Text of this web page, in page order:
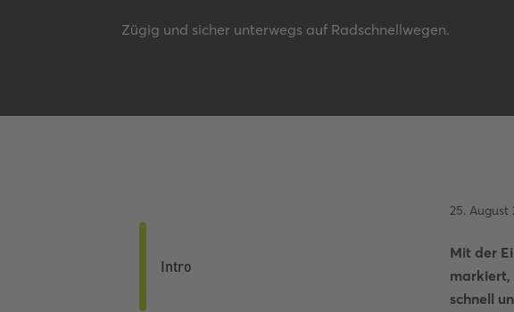
Zügig und sicher unterwegs auf Radschnellwegen.
Intro
25. August
Mit der
markiert,
schnell